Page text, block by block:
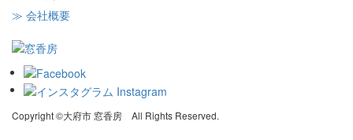
≫ 会社概要
Copyright ©大府市 窓香房 All Rights Reserved.